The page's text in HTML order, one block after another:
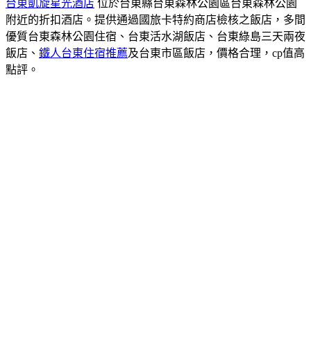
台東凱旋星光酒店 位於台東縣台東森林公園區台東森林公園
附近的折扣酒店。提供通過國旅卡特約商店檢核之飯店，多間
優質台東森林公園住宿、台東活水湖飯店、台東綠島三天兩夜
飯店、 鐵人台東住宿推薦及台東市區飯店，價格合理，cp值高
點評。